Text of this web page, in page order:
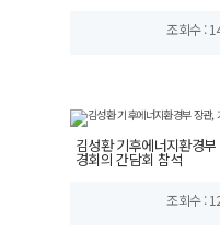
조회수 :
김성환 기후에너지환경
경회의 간담회 참석
조회수 :